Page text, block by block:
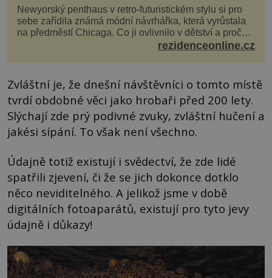
Newyorský penthaus v retro-futuristickém stylu si pro
sebe zařídila známá módní návrhářka, která vyrůstala
na předměstí Chicaga. Co ji ovlivnilo v dětství a proč
vypadá její domov právě takto? Interié...rezidenceonline.cz
Zvláštní je, že dnešní návštěvníci o tomto místě
tvrdí obdobné věci jako hrobaři před 200 lety.
Slýchají zde prý podivné zvuky, zvláštní hučení a
jakési sípání. To však není všechno.
Údajně totiž existují i svědectví, že zde lidé
spatřili zjevení, či že se jich dokonce dotklo
něco neviditelného. A jelikož jsme v době
digitálních fotoaparátů, existují pro tyto jevy
údajně i důkazy!